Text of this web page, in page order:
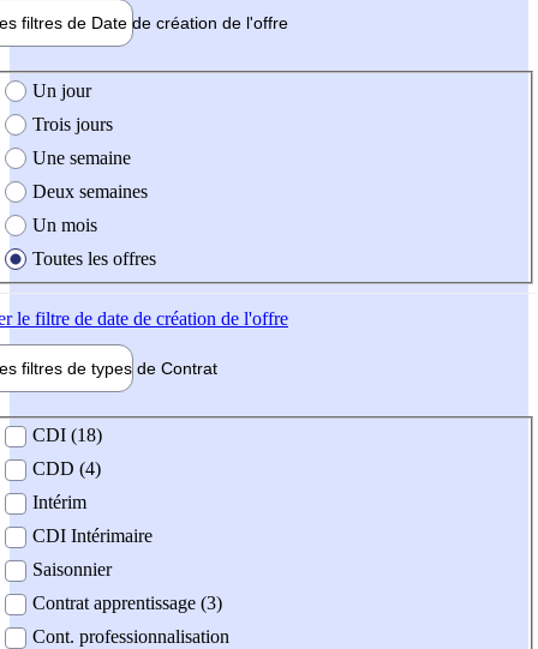
filtres de Date de création de l'offre
création de l'offre
Un jour
Trois jours
Une semaine
Deux semaines
Un mois
Toutes les offres
le filtre de date de création de l'offre
filtres de types de Contrat
contrat
CDI (18)
CDD (4)
Intérim
CDI Intérimaire
Saisonnier
Contrat apprentissage (3)
Cont. professionnalisation